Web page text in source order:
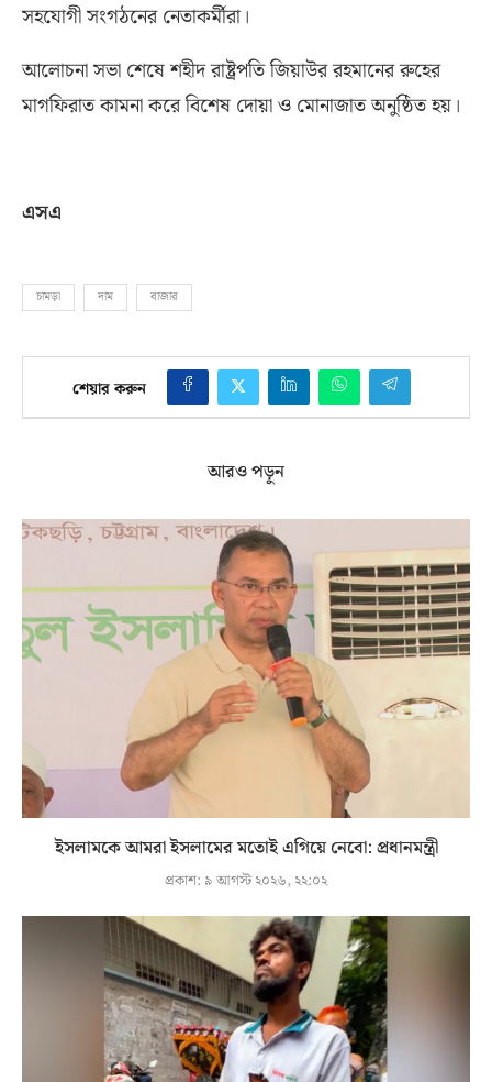
সহযোগী সংগঠনের নেতাকর্মীরা।
আলোচনা সভা শেষে শহীদ রাষ্ট্রপতি জিয়াউর রহমানের রুহের
মাগফিরাত কামনা করে বিশেষ দোয়া ও মোনাজাত অনুষ্ঠিত হয়।
এসএ
চামড়া দাম বাজার
শেয়ার করুন
আরও পড়ুন
ইসলামকে আমরা ইসলামের মতোই এগিয়ে নেবো: প্রধানমন্ত্রী
প্রকাশ: ৯ আগস্ট ২০২৬, ২২:০২